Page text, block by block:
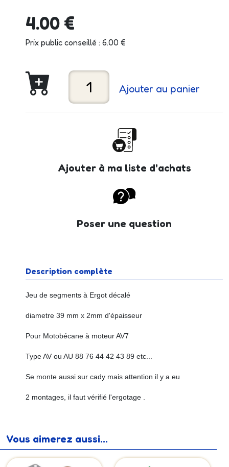
4.00 €
Prix public conseillé : 6.00 €
Ajouter au panier
Ajouter à ma liste d'achats
Poser une question
Description complète
Jeu de segments à Ergot décalé
diametre 39 mm x 2mm d'épaisseur
Pour Motobécane à moteur AV7
Type AV ou AU 88 76 44 42 43 89 etc...
Se monte aussi sur cady mais attention il y a eu
2 montages, il faut vérifié l'ergotage .
Vous aimerez aussi...